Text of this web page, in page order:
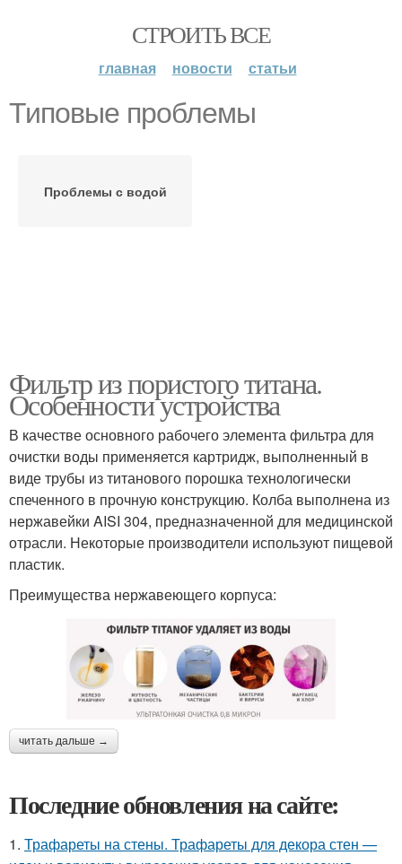
СТРОИТЬ ВСЕ
главная новости статьи
Типовые проблемы
Проблемы с водой
Фильтр из пористого титана.
Особенности устройства
В качестве основного рабочего элемента фильтра для
очистки воды применяется картридж, выполненный в
виде трубы из титанового порошка технологически
спеченного в прочную конструкцию. Колба выполнена из
нержавейки AISI 304, предназначенной для медицинской
отрасли. Некоторые производители используют пищевой
пластик.
Преимущества нержавеющего корпуса:
читать дальше →
Последние обновления на сайте:
1. Трафареты на стены. Трафареты для декора стен —